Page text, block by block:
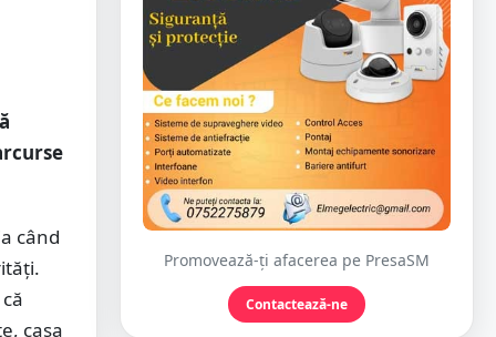
când
casa
Promovează-ți afacerea pe PresaSM
Contactează-ne